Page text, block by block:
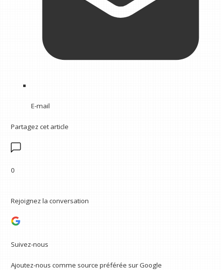
E-mail
Partagez cet article
0
Rejoignez la conversation
Suivez-nous
Ajoutez-nous comme source préférée sur Google